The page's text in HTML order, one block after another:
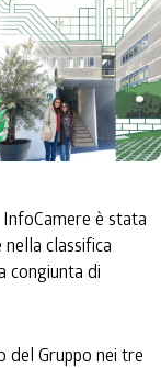
è stata
classifica
congiunta di
del Gruppo nei tre